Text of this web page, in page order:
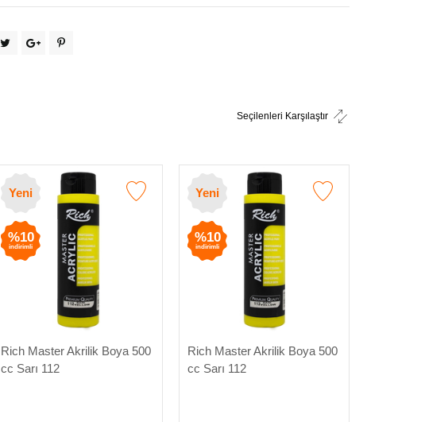
Seçilenleri Karşılaştır
Yeni
%10
indirimli
Rich Master Akrilik Boya 500
cc Sarı 112
Yeni
%10
indirimli
Rich Master Akrilik Boya 500
cc Sarı 112